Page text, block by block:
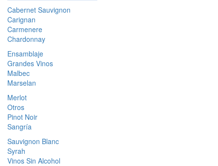
Cabernet Sauvignon
Carignan
Carmenere
Chardonnay
Ensamblaje
Grandes Vinos
Malbec
Marselan
Merlot
Otros
Pinot Noir
Sangría
Sauvignon Blanc
Syrah
Vinos Sin Alcohol